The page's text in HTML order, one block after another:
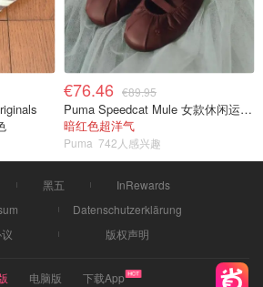
€76.46 €89.95
Puma Speedcat Mule 女款休闲运动鞋
暗红色超洋气
Puma 742人感兴趣
黑五
InRewards
Datenschutzerklärung
版权声明
电脑版
下载App